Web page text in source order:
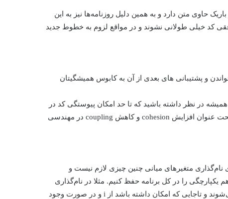
حاوی متن دارد و به همین دلیل روزنامه‌ها نیز به این
خیلی طولانی نشوند و در مواقع لزوم به خطوط جدید
و پشتیبانی های بعدی از آن به کابوس همیشگیتان
در نظر داشته باشید که تا حد امکان پیوستگی کد در
هر پوشه زیاد و ارتباط آن با سایر پوشه‌ها کمینه باشد. (این مفهوم تحت عنوان افزایش cohesion و کاهش coupling در مهندسی
متغیرهای میانی چنین چیزی لازم نیست و
را در کل برنامه حفظ کنیم. مثلا در نام‌گذاری
شمارنده حلقه‌ها به ترتیب اسامی i, j, k, l رایج هستند و استفاده می‌شوند و تاجایی که امکان داشته باشد از i و در صورت وجود